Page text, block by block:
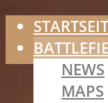
NEWS
MAPS